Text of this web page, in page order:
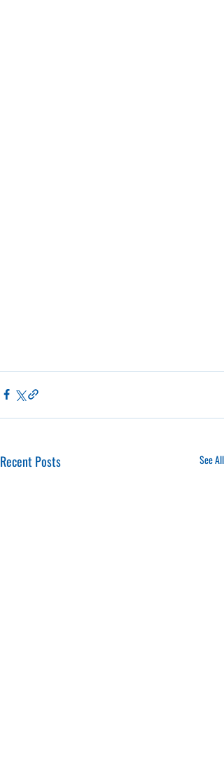
Recent Posts See All